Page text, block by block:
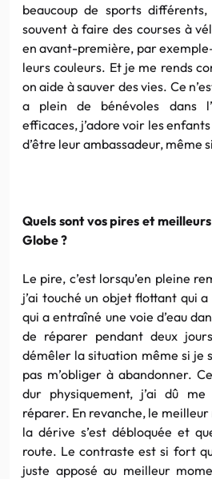
beaucoup de sports
souvent à faire des courses à
en avant-première, par
leurs couleurs. Et je me rends
on aide à sauver des vies. Ce
a plein de bénévoles dans
efficaces, j’adore voir les
d’être leur ambassadeur, même
Quels sont vos pires et
Globe ?
Le pire, c’est lorsqu’en pleine
j’ai touché un objet flottant qui
qui a entraîné une voie d’eau
de réparer pendant deux
démêler la situation même si je
pas m’obliger à abandonner.
dur physiquement, j’ai dû
réparer. En revanche, le meilleur
la dérive s’est débloquée et
route. Le contraste est si fort
juste apposé au meilleur